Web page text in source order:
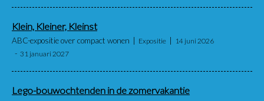
Klein, Kleiner, Kleinst
ABC-expositie over compact wonen Expositie
14 juni 2026
31 januari 2027
Lego-bouwochtenden in de zomervakantie